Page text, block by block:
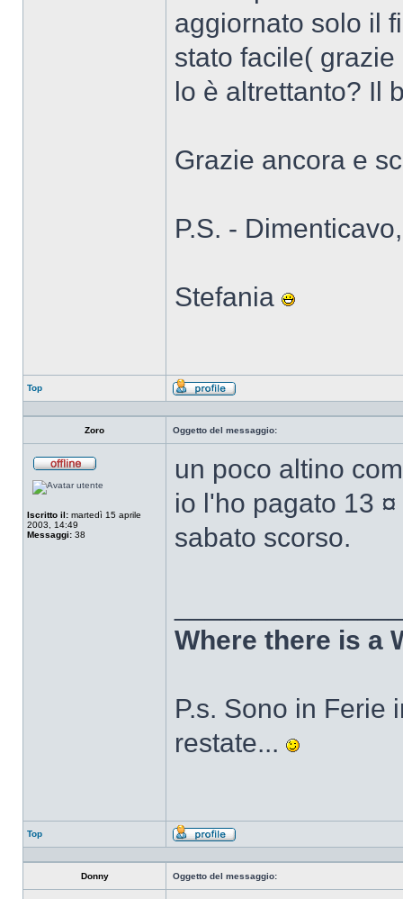
aggiornato solo il
stato facile(
lo è altrettanto? Il
Grazie ancora e
P.S. -
Stefania
Top
Profilo
Zoro Oggetto del messaggio:
connesso
Iscritto il: martedì 15 aprile
2003, 14:49
Messaggi: 38
un poco altino
io l'ho pagato 13
sabato scorso.
Where there is a
P.s. Sono in Ferie
restate...
Top
Profilo
Donny Oggetto del messaggio: